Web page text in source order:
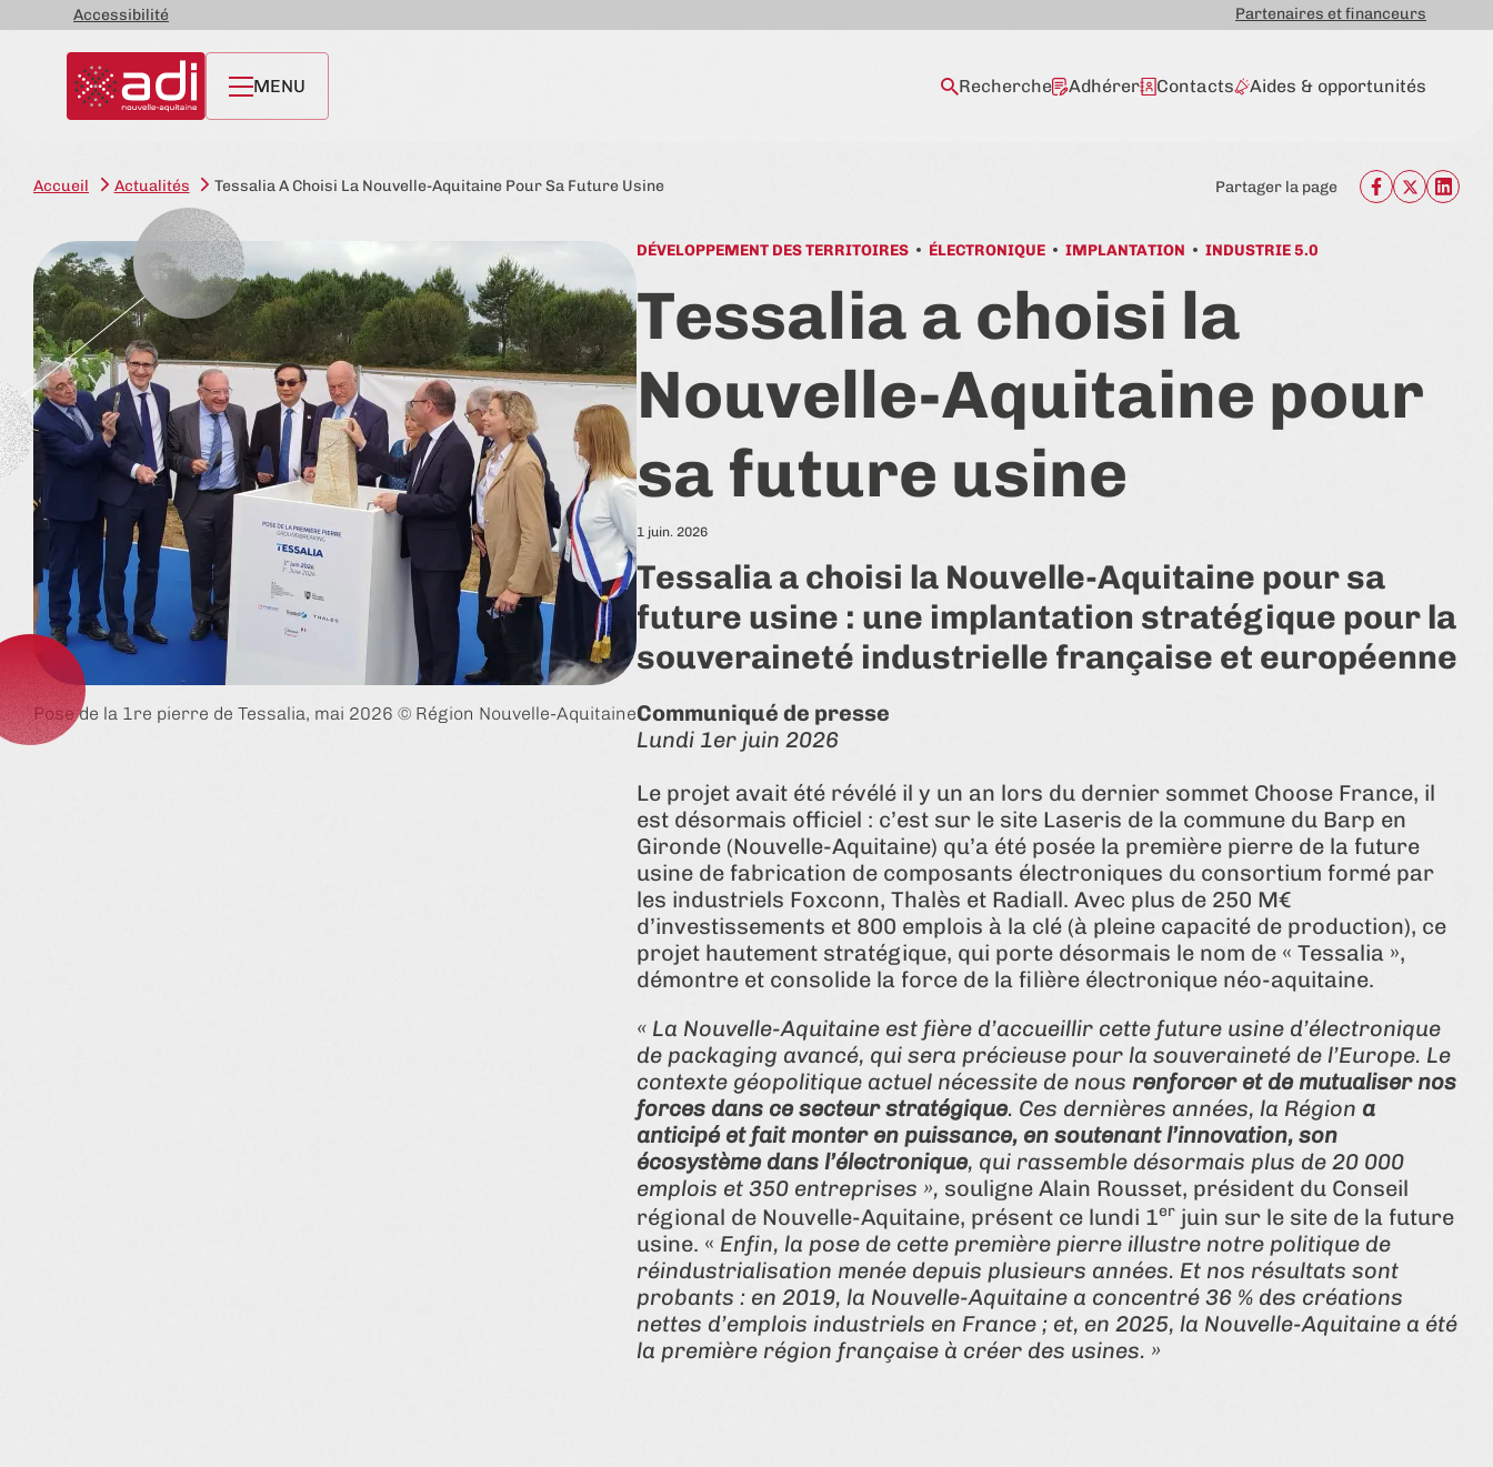
Accessibilité Partenaires et financeurs
MENU Recherche Adhérer Contacts Aides & opportunités
Accueil Actualités Tessalia A Choisi La Nouvelle-Aquitaine Pour Sa Future Usine Partager la page
Pose de la 1re pierre de Tessalia, mai 2026 © Région Nouvelle-Aquitaine
DÉVELOPPEMENT DES TERRITOIRES ÉLECTRONIQUE IMPLANTATION INDUSTRIE 5.0
Tessalia a choisi la
Nouvelle-Aquitaine pour
sa future usine
1 juin. 2026
Tessalia a choisi la Nouvelle-Aquitaine pour sa
future usine : une implantation stratégique pour la
souveraineté industrielle française et européenne
Communiqué de presse
Lundi 1er juin 2026
Le projet avait été révélé il y un an lors du dernier sommet Choose France, il
est désormais officiel : c’est sur le site Laseris de la commune du Barp en
Gironde (Nouvelle-Aquitaine) qu’a été posée la première pierre de la future
usine de fabrication de composants électroniques du consortium formé par
les industriels Foxconn, Thalès et Radiall. Avec plus de 250 M€
d’investissements et 800 emplois à la clé (à pleine capacité de production), ce
projet hautement stratégique, qui porte désormais le nom de « Tessalia »,
démontre et consolide la force de la filière électronique néo-aquitaine.
« La Nouvelle-Aquitaine est fière d’accueillir cette future usine d’électronique
de packaging avancé, qui sera précieuse pour la souveraineté de l’Europe. Le
contexte géopolitique actuel nécessite de nous renforcer et de mutualiser nos
forces dans ce secteur stratégique. Ces dernières années, la Région a
anticipé et fait monter en puissance, en soutenant l’innovation, son
écosystème dans l’électronique, qui rassemble désormais plus de 20 000
emplois et 350 entreprises », souligne Alain Rousset, président du Conseil
régional de Nouvelle-Aquitaine, présent ce lundi 1er juin sur le site de la future
usine. « Enfin, la pose de cette première pierre illustre notre politique de
réindustrialisation menée depuis plusieurs années. Et nos résultats sont
probants : en 2019, la Nouvelle-Aquitaine a concentré 36 % des créations
nettes d’emplois industriels en France ; et, en 2025, la Nouvelle-Aquitaine a été
la première région française à créer des usines. »